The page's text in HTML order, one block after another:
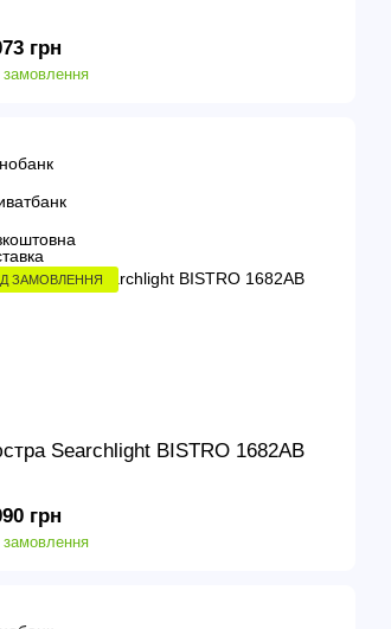
грн
замовлення
ЗАМОВЛЕННЯ
Searchlight BISTRO 1682AB
грн
замовлення